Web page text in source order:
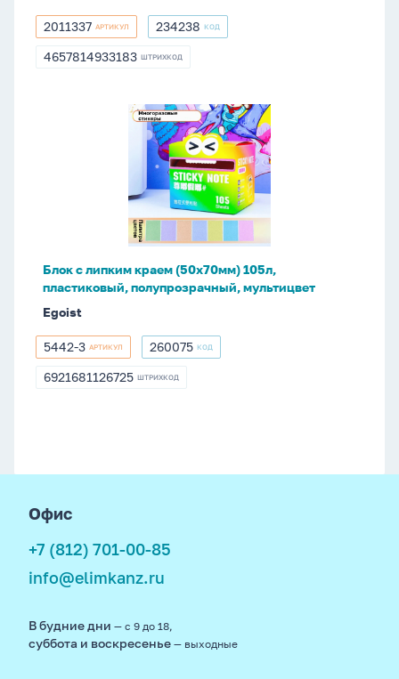
2011337
2011337 АРТИКУЛ 234238
234238 КОД
4657814933183
4657814933183 ШТРИХКОД
пластиковый,
мультицвет
Блок с липким краем (50х70мм) 105л,
пластиковый, полупрозрачный, мультицвет
Egoist
5442-
3
5442-3 АРТИКУЛ 260075
260075 КОД
6921681126725
6921681126725 ШТРИХКОД
Офис
+7 (812) 701-00-85
info@elimkanz.ru
В будние дни — с 9 до 18,
суббота и воскресенье — выходные